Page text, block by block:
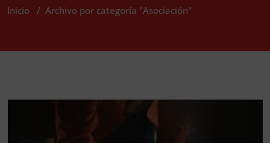
Inicio / Archivo por categoría "Asociación"